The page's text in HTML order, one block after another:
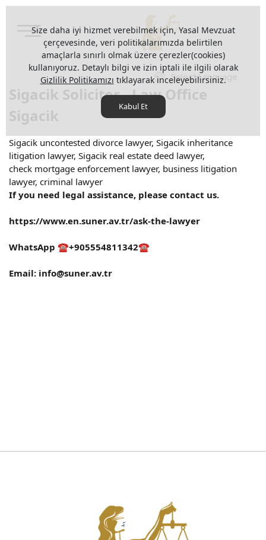
Sigacik Solicitor - Law Office
Sigacik
Sigacik uncontested divorce lawyer, Sigacik inheritance
litigation lawyer, Sigacik real estate deed lawyer,
check mortgage enforcement lawyer, business litigation
lawyer, criminal lawyer
If you need legal assistance, please contact us.
https://www.en.suner.av.tr/ask-the-lawyer
WhatsApp ☎️+905554811342☎️
Email: info@suner.av.tr
Select Language
Size daha iyi hizmet verebilmek için, Yasal Mevzuat
çerçevesinde, veri politikalarımızda belirtilen
amaçlarla sınırlı olmak üzere çerezler(cookies)
kullanıyoruz. Detaylı bilgi ve izin iptali ile ilgili olarak
Gizlilik Politikamızı tıklayarak inceleyebilirsiniz.
Kabul Et